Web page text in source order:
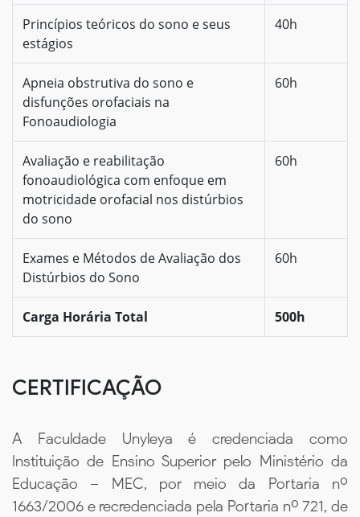
Princípios teóricos do sono e seus
estágios
40h
Apneia obstrutiva do sono e
disfunções orofaciais na
Fonoaudiologia
60h
Avaliação e reabilitação
fonoaudiológica com enfoque em
motricidade orofacial nos distúrbios
do sono
60h
Exames e Métodos de Avaliação dos
Distúrbios do Sono
60h
Carga Horária Total 500h
CERTIFICAÇÃO
A Faculdade Unyleya é credenciada como
Instituição de Ensino Superior pelo Ministério da
Educação – MEC, por meio da Portaria nº
1663/2006 e recredenciada pela Portaria nº 721, de